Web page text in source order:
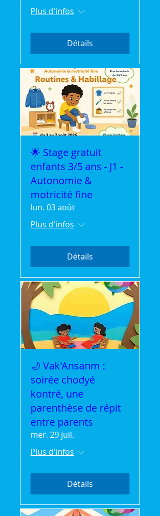
Plus d'infos
Détails
🌟 Stage gratuit
enfants 3/5 ans - J1 -
Autonomie &
motricité fine
lun. 03 août
Plus d'infos
Détails
🌙 Vak'Ansanm :
soirée chodyé
kontré, une
parenthèse de répit
entre parents
mer. 29 juil.
Plus d'infos
Détails